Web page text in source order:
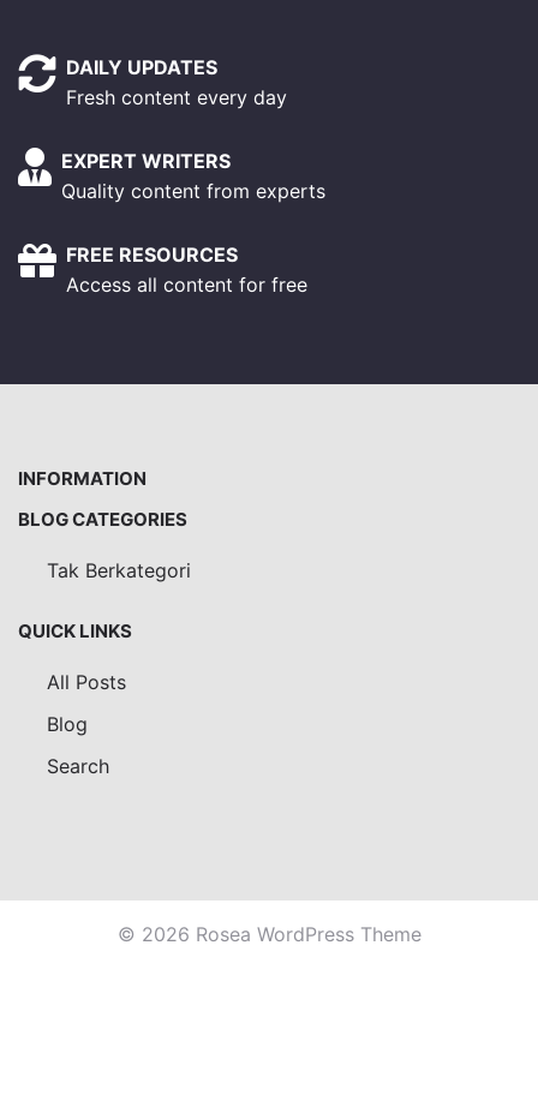
DAILY UPDATES
Fresh content every day
EXPERT WRITERS
Quality content from experts
FREE RESOURCES
Access all content for free
INFORMATION
BLOG CATEGORIES
Tak Berkategori
QUICK LINKS
All Posts
Blog
Search
© 2026 Rosea WordPress Theme